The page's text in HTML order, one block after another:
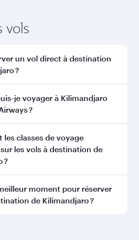
vols
un vol direct à destination
?
opère des vols directs vers
les vols depuis notre
je voyager à Kilimandjaro
?
directement à
Qatar Airways. Nous
de 150 destinations via Doha,
les classes de voyage
les vols à destination de
?
classes de voyage dépend
de la compagnie aérienne
moment pour réserver
de Kilimandjaro ?